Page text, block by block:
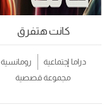
كانت هتفرق
دراما إجتماعية
رومانسية
مجموعة قصصية